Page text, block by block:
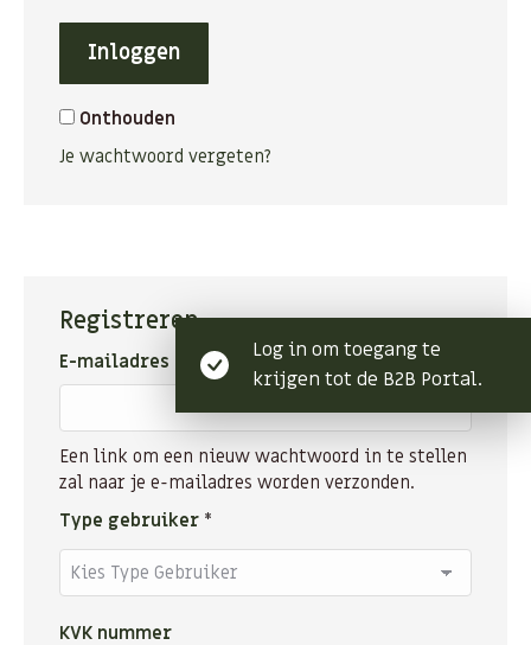
Log in om toegang te
krijgen tot de B2B Portal.
Inloggen
Onthouden
Je wachtwoord vergeten?
Registreren
E-mailadres Vereist
Een link om een nieuw wachtwoord in te stellen
zal naar je e-mailadres worden verzonden.
Type gebruiker *
KVK nummer